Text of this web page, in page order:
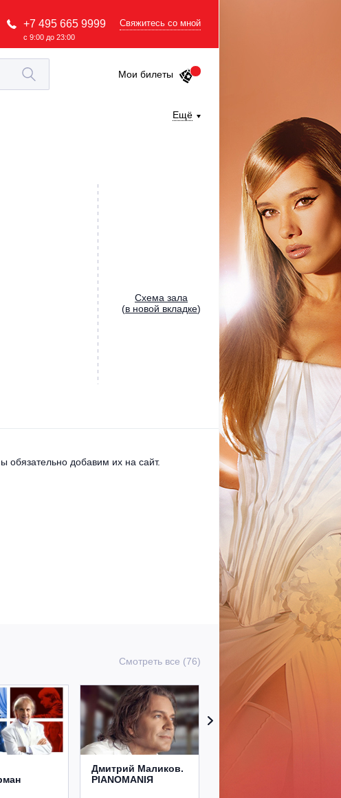
+7 495 665 9999
с 9:00 до 23:00
Свяжитесь со мной
Мои билеты
Ещё
Cхема зала
(в новой вкладке)
обязательно добавим их на сайт.
Смотреть все (76)
Дмитрий Маликов.
PIANOMANIЯ